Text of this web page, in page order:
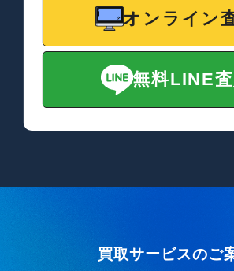
オンライン
無料LINE
買取サービスのご